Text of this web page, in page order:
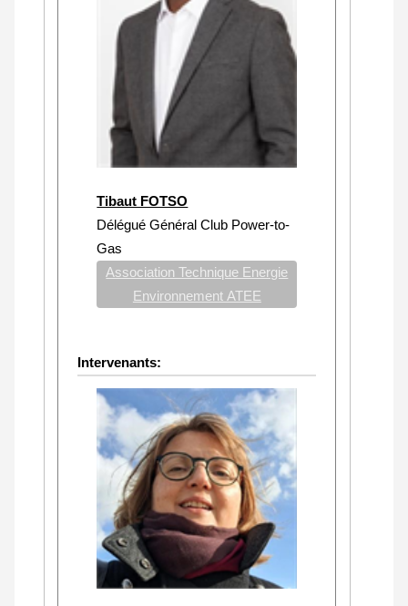
Tibaut FOTSO
Délégué Général Club Power-to-
Gas
Association Technique Energie
Environnement ATEE
Intervenants: